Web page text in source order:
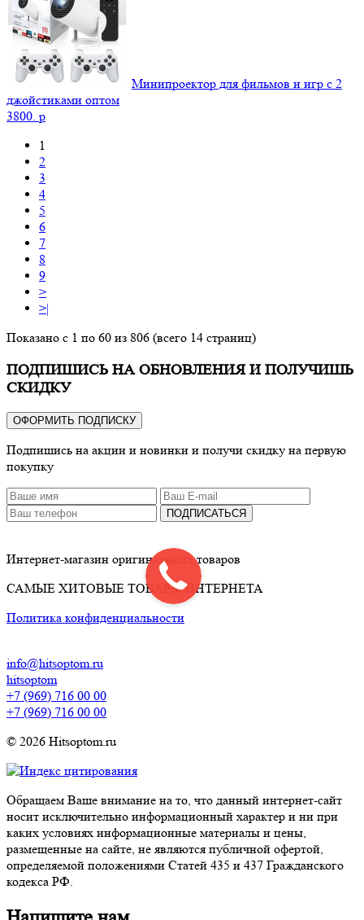
Минипроектор для фильмов и игр с 2
джойстиками оптом
3800. p
1
2
3
4
5
6
7
8
9
>
>|
Показано с 1 по 60 из 806 (всего 14 страниц)
ПОДПИШИСЬ НА ОБНОВЛЕНИЯ И ПОЛУЧИШЬ
СКИДКУ
ОФОРМИТЬ ПОДПИСКУ
Подпишись на акции и новинки и получи скидку на первую
покупку
ПОДПИСАТЬСЯ
Интернет-магазин оригинальных товаров
САМЫЕ ХИТОВЫЕ ТОВАРЫ ИНТЕРНЕТА
Политика конфиденциальности
info@hitsoptom.ru
hitsoptom
+7 (969) 716 00 00
+7 (969) 716 00 00
© 2026 Hitsoptom.ru
Обращаем Ваше внимание на то, что данный интернет-сайт
носит исключительно информационный характер и ни при
каких условиях информационные материалы и цены,
размещенные на сайте, не являются публичной офертой,
определяемой положениями Статей 435 и 437 Гражданского
кодекса РФ.